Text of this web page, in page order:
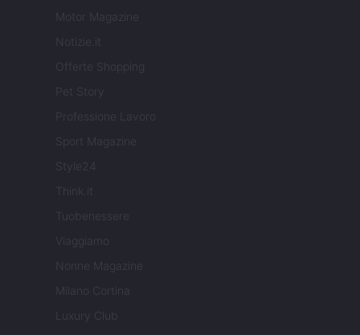
Motor Magazine
Notizie.it
Offerte Shopping
Pet Story
Professione Lavoro
Sport Magazine
Style24
Think.it
Tuobenessere
Viaggiamo
Nonne Magazine
Milano Cortina
Luxury Club